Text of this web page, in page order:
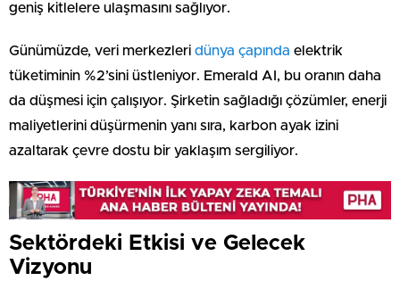
geniş kitlelere ulaşmasını sağlıyor.
Günümüzde, veri merkezleri dünya çapında elektrik
tüketiminin %2’sini üstleniyor. Emerald AI, bu oranın daha
da düşmesi için çalışıyor. Şirketin sağladığı çözümler, enerji
maliyetlerini düşürmenin yanı sıra, karbon ayak izini
azaltarak çevre dostu bir yaklaşım sergiliyor.
Sektördeki Etkisi ve Gelecek
Vizyonu